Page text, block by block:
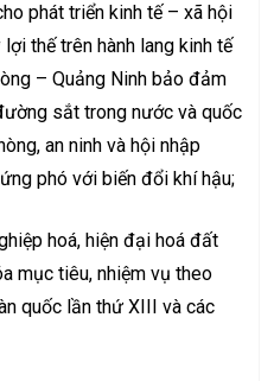
phát triển kinh tế – xã hội
thế trên hành lang kinh tế
– Quảng Ninh bảo đảm
sắt trong nước và quốc
an ninh và hội nhập
phó với biến đổi khí hậu;
hoá, hiện đại hoá đất
mục tiêu, nhiệm vụ theo
quốc lần thứ XIII và các